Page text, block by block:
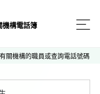
機構電話簿
關機構的職員或查詢電話號碼